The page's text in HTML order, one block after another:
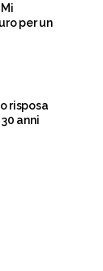
per un
risposa
anni